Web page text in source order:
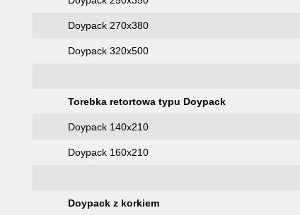
Doypack 270х380
Doypack 320х500
Torebka retortowa typu Doypack
Doypack 140х210
Doypack 160х210
Doypack z korkiem